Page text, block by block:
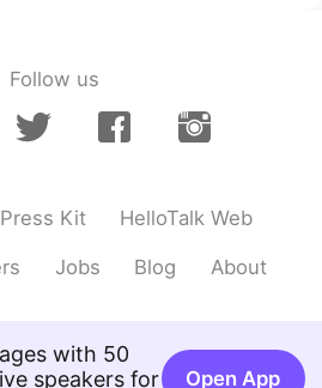
Follow us
Press Kit HelloTalk Web
Jobs Blog About
with 50
speakers for
Open App